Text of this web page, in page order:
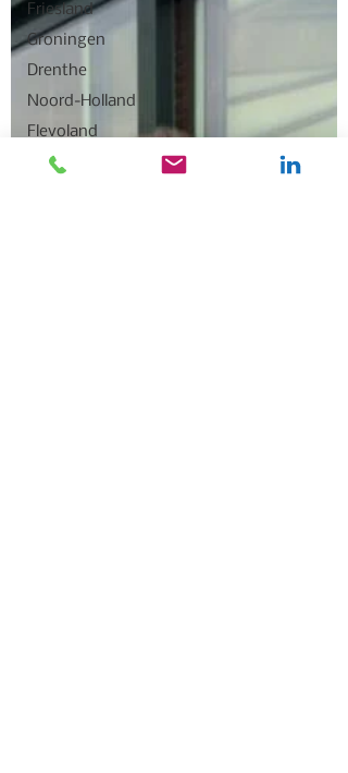
Friesland
Groningen
Drenthe
Noord-Holland
Flevoland
Landelijk